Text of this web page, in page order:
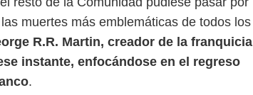
muertes más emblemáticas de todos los
R.R. Martin, creador de la franquicia
instante, enfocándose en el regreso
.